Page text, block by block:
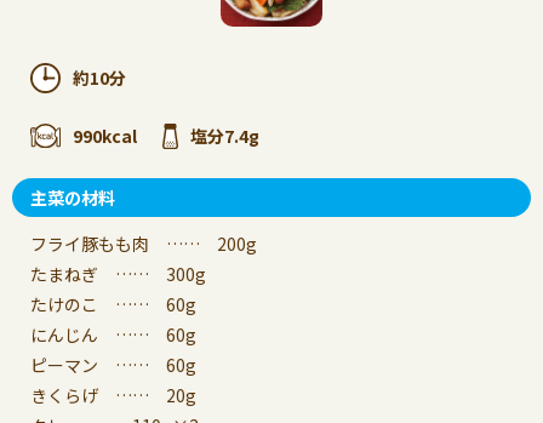
約10分
990kcal 塩分7.4g
主菜の材料
フライ豚もも肉 …… 200g
たまねぎ …… 300g
たけのこ …… 60g
にんじん …… 60g
ピーマン …… 60g
きくらげ …… 20g